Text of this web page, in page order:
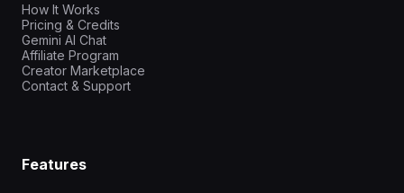
How It Works
Pricing & Credits
Gemini AI Chat
Affiliate Program
Creator Marketplace
Contact & Support
Features